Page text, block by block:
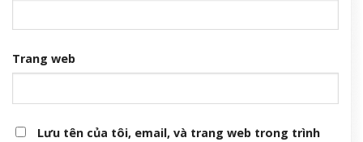
Trang web
Lưu tên của tôi, email, và trang web trong trình